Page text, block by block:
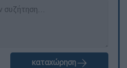
καταχώρηση